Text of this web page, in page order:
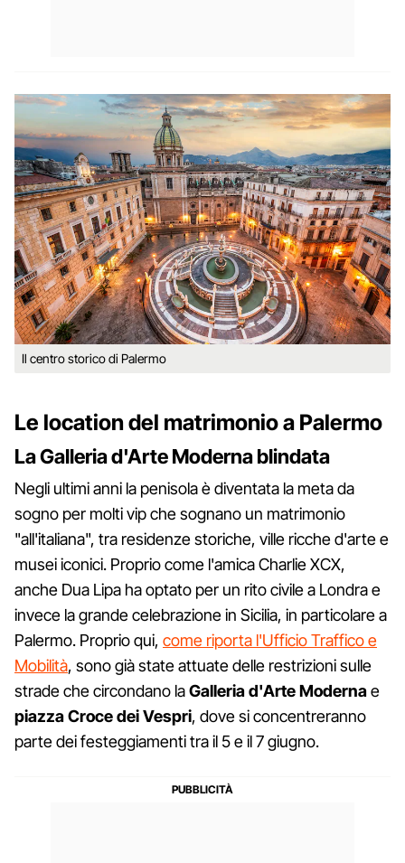
Il centro storico di Palermo
Le location del matrimonio a Palermo
La Galleria d'Arte Moderna blindata
Negli ultimi anni la penisola è diventata la meta da
sogno per molti vip che sognano un matrimonio
"all'italiana", tra residenze storiche, ville ricche d'arte e
musei iconici. Proprio come l'amica Charlie XCX,
anche Dua Lipa ha optato per un rito civile a Londra e
invece la grande celebrazione in Sicilia, in particolare a
Palermo. Proprio qui, come riporta l'Ufficio Traffico e
Mobilità, sono già state attuate delle restrizioni sulle
strade che circondano laGalleria d'Arte Modernae
piazza Croce dei Vespri, dove si concentreranno
parte dei festeggiamenti tra il 5 e il 7 giugno.